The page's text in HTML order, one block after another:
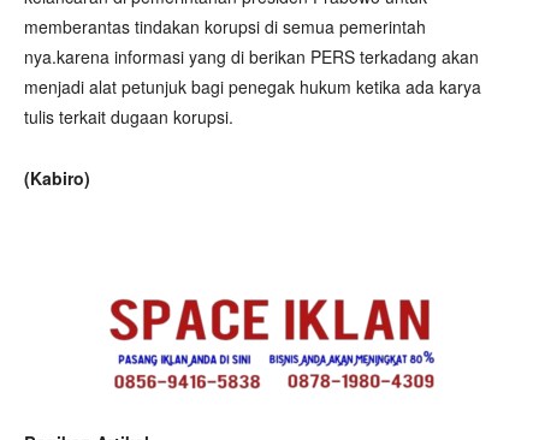
memberantas tindakan korupsi di semua pemerintah
nya.karena informasi yang di berikan PERS terkadang akan
menjadi alat petunjuk bagi penegak hukum ketika ada karya
tulis terkait dugaan korupsi.
(Kabiro)